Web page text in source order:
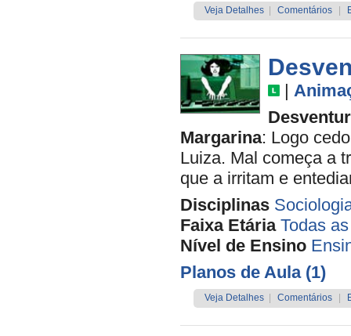
Veja Detalhes Comentários
|
Margarina: Logo
Luiza. Mal começa a
que a irritam e
Disciplinas
Faixa Etária Todas
Nível de Ensino
Planos de Aula (1)
Veja Detalhes Comentários